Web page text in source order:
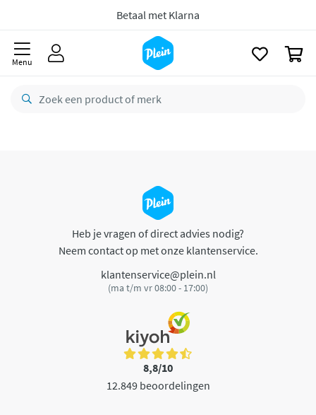
Betaal met Klarna
Menu
Heb je vragen of direct advies nodig?
Neem contact op met onze klantenservice.
klantenservice@plein.nl
(ma t/m vr 08:00 - 17:00)
8,8/10
12.849 beoordelingen